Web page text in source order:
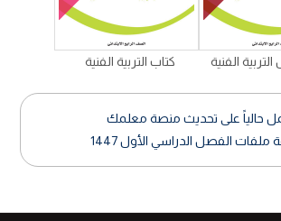
الفنية كتاب التربية الفنية
حالياً على تحديث منصة معلمك
ملفات الفصل الدراسي الأول 1447